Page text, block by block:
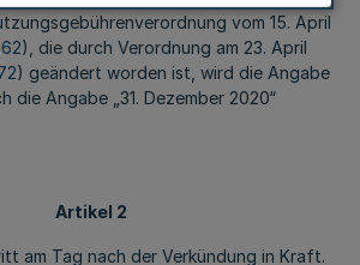
vom 15. April
), die durch Verordnung am 23. April
) geändert worden ist, wird die Angabe
die Angabe „31. Dezember 2020“
Artikel 2
am Tag nach der Verkündung in Kraft.